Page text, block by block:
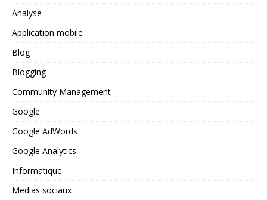
Analyse
Application mobile
Blog
Blogging
Community Management
Google
Google AdWords
Google Analytics
Informatique
Medias sociaux